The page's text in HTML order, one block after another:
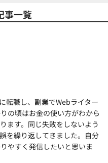
事一覧
転職し、副業でWebライター
の頃はお金の使い方がわから
ます。同じ失敗をしないよう
を繰り返してきました。自分
やすく発信したいと思いま